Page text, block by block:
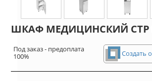
ШКАФ МЕДИЦИНСКИЙ СТР
Под заказ - предоплата
100%
Создать